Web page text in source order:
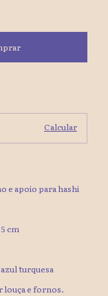
Calcular
e apoio para hashi
cm
turquesa
louça e fornos.